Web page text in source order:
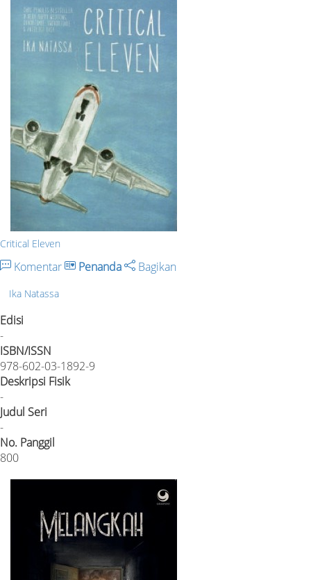
Critical Eleven
Komentar Penanda Bagikan
Ika Natassa
Edisi
-
ISBN/ISSN
978-602-03-1892-9
Deskripsi Fisik
-
Judul Seri
-
No. Panggil
800